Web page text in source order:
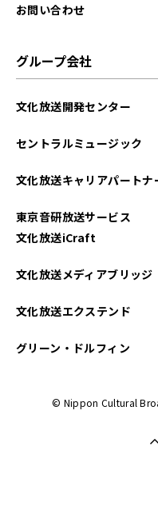
お問い合わせ
グループ会社
文化放送開発センター
セントラルミュージック
文化放送キャリアパートナ
東京音研放送サービス
文化放送iCraft
文化放送メディアブリッジ
文化放送エクステンド
グリーン・ドルフィン
© Nippon Cultural